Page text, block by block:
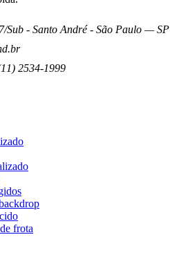
Sub - Santo André - São Paulo — SP
2534-1999
frota